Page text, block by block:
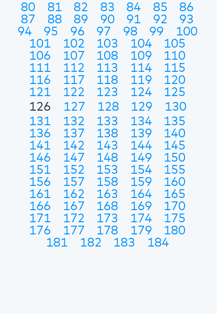
80
81 82 83 84 85
86
87
88 89 90 91 92
93
94
95 96 97 98 99
100
101
102 103 104
105
106
107 108 109
110
111
112 113 114
115
116
117 118 119
120
121
122 123 124
125
126
127 128 129
130
131
132 133 134
135
136
137 138 139
140
141
142 143 144
145
146
147 148 149
150
151
152 153 154
155
156
157 158 159
160
161
162 163 164
165
166
167 168 169
170
171
172 173 174
175
176
177 178 179
180
181
182 183 184